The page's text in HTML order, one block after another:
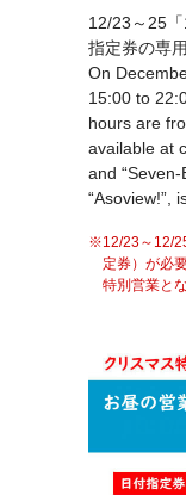
12/23～25
指定券の専
On
15:00 to
hours are
available at
and
“Asoview!”,
12/23～12/
定券）が必
特別営業と